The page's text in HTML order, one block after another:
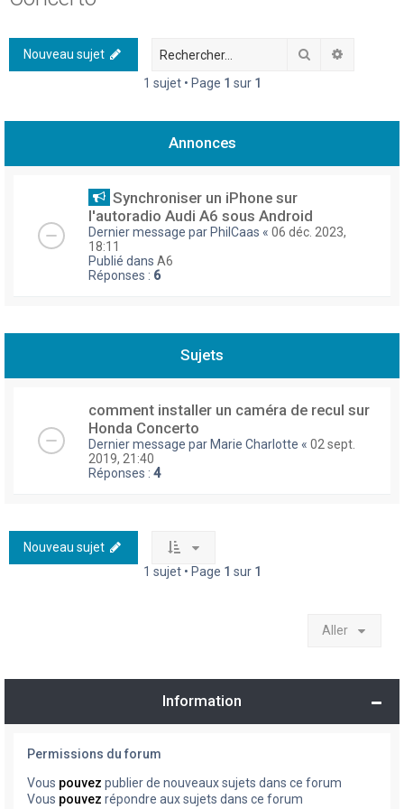
h
r
Nouveau sujet Rechercher
1 sujet • Page 1 sur 1
Annonces
Synchroniser un iPhone sur
l'autoradio Audi A6 sous Android
Dernier message par PhilCaas « 06 déc. 2023,
18:11
Publié dans A6
Réponses : 6
Sujets
comment installer un caméra de recul sur
Honda Concerto
Dernier message par Marie Charlotte « 02 sept.
2019, 21:40
Réponses : 4
Nouveau sujet
1 sujet • Page 1 sur 1
Aller
Information
Permissions du forum
Vous pouvez publier de nouveaux sujets dans ce forum
Vous pouvez répondre aux sujets dans ce forum